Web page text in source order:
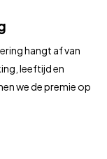
hangt af van
leeftijd en
we de premie op